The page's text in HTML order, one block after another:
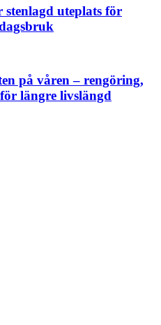
uteplats för
på våren – rengöring,
längre livslängd